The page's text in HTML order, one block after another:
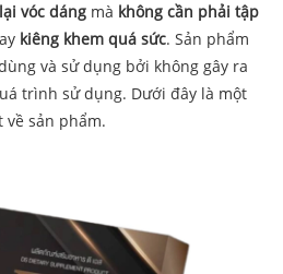
vóc dáng mà không cần phải tập
kiêng khem quá sức. Sản phẩm
và sử dụng bởi không gây ra
trình sử dụng. Dưới đây là một
sản phẩm.